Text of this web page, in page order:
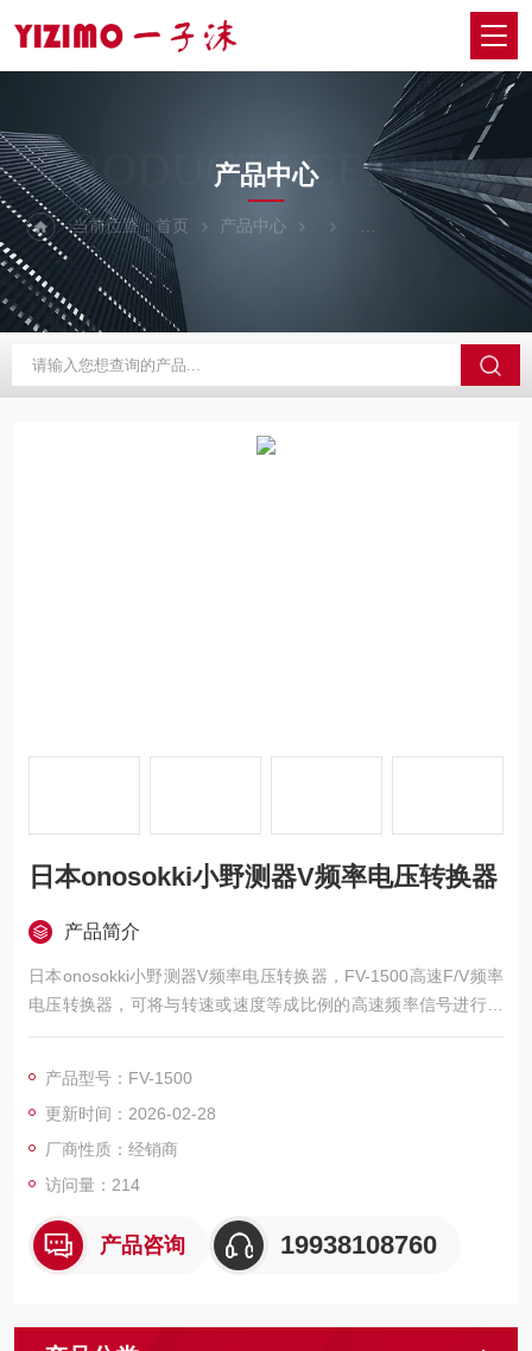
PRODUCTS CENTER
产品中心
当前位置：首页 产品中心 日本onosokki小野测器
日本onosokki小野测器V频率电压转换器
产品简介
日本onosokki小野测器V频率电压转换器，FV-1500高速F/V频率
电压转换器，可将与转速或速度等成比例的高速频率信号进行电
压与电流变换，是具有优异的响应特性的频率（F)/电压（V)转换
产品型号：FV-1500
更新时间：2026-02-28
厂商性质：经销商
访问量：214
产品咨询 19938108760